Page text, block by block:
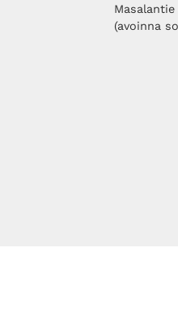
(avoinna